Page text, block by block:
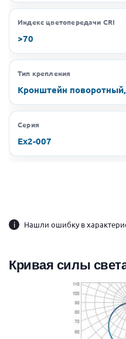
Индекс цветопередачи CRI
>70
Тип крепления
Кронштейн
Серия
Ex2-007
i Нашли ошибку в
Кривая силы